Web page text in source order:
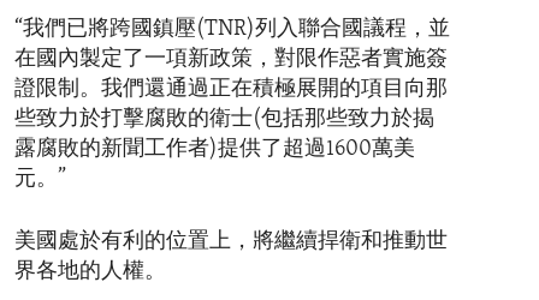
“我們已將跨國鎮壓(TNR)列入聯合國議程，並
在國內製定了一項新政策，對限作惡者實施簽
證限制。我們還通過正在積極展開的項目向那
些致力於打擊腐敗的衛士(包括那些致力於揭
露腐敗的新聞工作者)提供了超過1600萬美
元。”
美國處於有利的位置上，將繼續捍衛和推動世
界各地的人權。